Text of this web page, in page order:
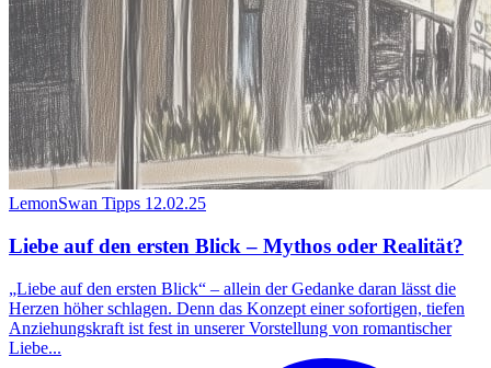
LemonSwan Tipps 12.02.25
Liebe auf den ersten Blick – Mythos oder Realität?
„Liebe auf den ersten Blick“ – allein der Gedanke daran lässt die
Herzen höher schlagen. Denn das Konzept einer sofortigen, tiefen
Anziehungskraft ist fest in unserer Vorstellung von romantischer
Liebe...